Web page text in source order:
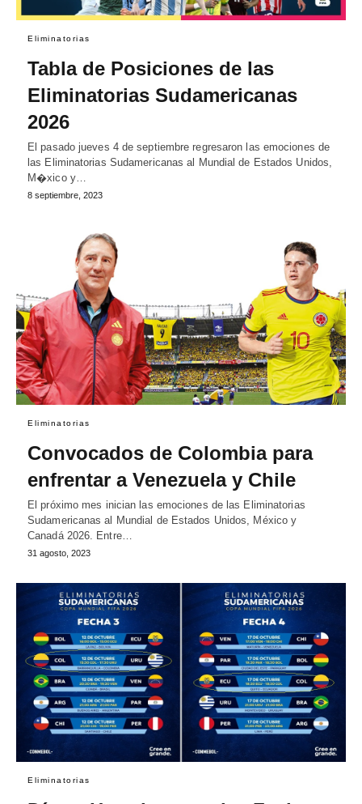
Eliminatorias
Tabla de Posiciones de las
Eliminatorias Sudamericanas
2026
El pasado jueves 4 de septiembre regresaron las emociones de
las Eliminatorias Sudamericanas al Mundial de Estados Unidos,
M�xico y…
8 septiembre, 2023
Eliminatorias
Convocados de Colombia para
enfrentar a Venezuela y Chile
El próximo mes inician las emociones de las Eliminatorias
Sudamericanas al Mundial de Estados Unidos, México y
Canadá 2026. Entre…
31 agosto, 2023
Eliminatorias